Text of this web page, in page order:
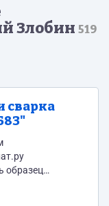
Злобин 519
сварка
образец